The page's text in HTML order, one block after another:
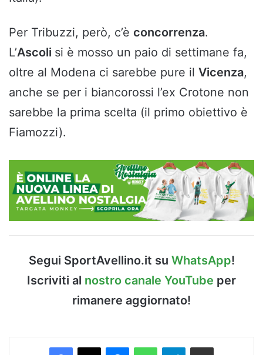
Per Tribuzzi, però, c’è concorrenza.
L’Ascoli si è mosso un paio di settimane fa,
oltre al Modena ci sarebbe pure il Vicenza,
anche se per i biancorossi l’ex Crotone non
sarebbe la prima scelta (il primo obiettivo è
Fiamozzi).
Segui SportAvellino.it su WhatsApp!
Iscriviti al nostro canale YouTube per
rimanere aggiornato!
Facebook
X MessengerWhatsAppTelegramCondividi via Email